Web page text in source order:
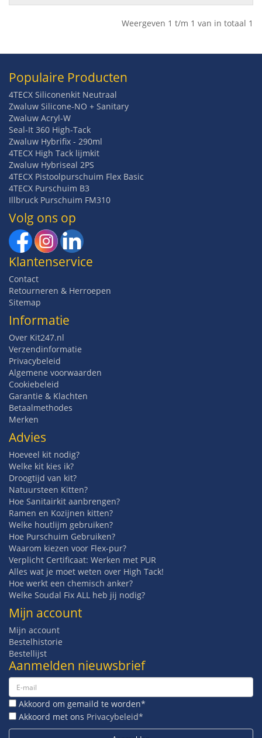
Weergeven 1 t/m 1 van in totaal 1
Populaire Producten
4TECX Siliconenkit Neutraal
Zwaluw Silicone-NO + Sanitary
Zwaluw Acryl-W
Seal-It 360 High-Tack
Zwaluw Hybrifix - 290ml
4TECX High Tack lijmkit
Zwaluw Hybriseal 2PS
4TECX Pistoolpurschuim Flex Basic
4TECX Purschuim B3
Illbruck Purschuim FM310
Volg ons op
Klantenservice
Contact
Retourneren & Herroepen
Sitemap
Informatie
Over Kit247.nl
Verzendinformatie
Privacybeleid
Algemene voorwaarden
Cookiebeleid
Garantie & Klachten
Betaalmethodes
Merken
Advies
Hoeveel kit nodig?
Welke kit kies ik?
Droogtijd van kit?
Natuursteen Kitten?
Hoe Sanitairkit aanbrengen?
Ramen en Kozijnen kitten?
Welke houtlijm gebruiken?
Hoe Purschuim Gebruiken?
Waarom kiezen voor Flex-pur?
Verplicht Certificaat: Werken met PUR
Alles wat je moet weten over High Tack!
Hoe werkt een chemisch anker?
Welke Soudal Fix ALL heb jij nodig?
Mijn account
Mijn account
Bestelhistorie
Bestellijst
Aanmelden nieuwsbrief
Akkoord om gemaild te worden*
Akkoord met ons Privacybeleid*